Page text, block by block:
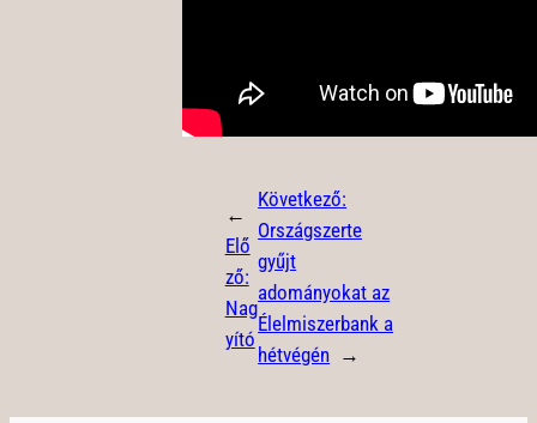
←
Elő
ző:
Nag
yító
Következő:
Országszerte
gyűjt
adományokat az
Élelmiszerbank a
hétvégén →